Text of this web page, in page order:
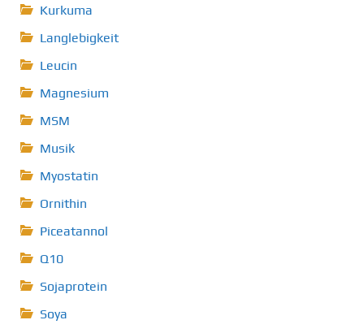
Kurkuma
Langlebigkeit
Leucin
Magnesium
MSM
Musik
Myostatin
Ornithin
Piceatannol
Q10
Sojaprotein
Soya